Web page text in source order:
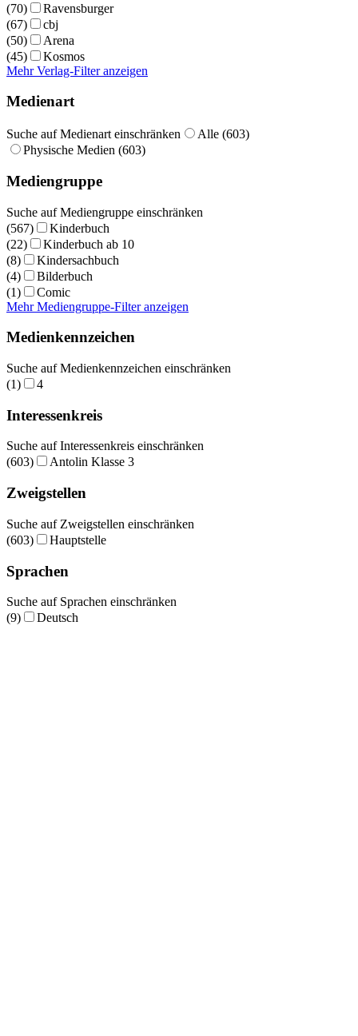
(70)
Ravensburger
(67)
cbj
(50)
Arena
(45)
Kosmos
Mehr Verlag-Filter anzeigen
Medienart
Suche auf Medienart einschränken
Alle (603)
Physische Medien (603)
Mediengruppe
Suche auf Mediengruppe einschränken
(567)
Kinderbuch
(22)
Kinderbuch ab 10
(8)
Kindersachbuch
(4)
Bilderbuch
(1)
Comic
Mehr Mediengruppe-Filter anzeigen
Medienkennzeichen
Suche auf Medienkennzeichen einschränken
(1)
4
Interessenkreis
Suche auf Interessenkreis einschränken
(603)
Antolin Klasse 3
Zweigstellen
Suche auf Zweigstellen einschränken
(603)
Hauptstelle
Sprachen
Suche auf Sprachen einschränken
(9)
Deutsch